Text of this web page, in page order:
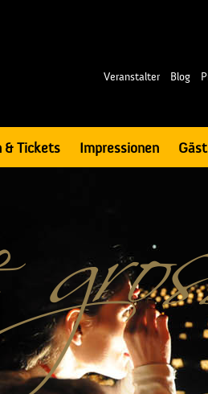
Veranstalter Blog
& Tickets Impressionen